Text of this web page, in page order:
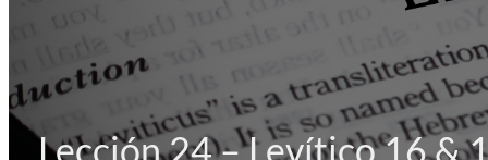
Lección 24 – Levítico 16 &